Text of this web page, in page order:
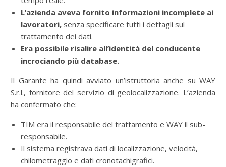
L’azienda aveva fornito informazioni incomplete ai
lavoratori, senza specificare tutti i dettagli sul
trattamento dei dati.
Era possibile risalire all’identità del conducente
incrociando più database.
Il Garante ha quindi avviato un’istruttoria anche su WAY
S.r.l., fornitore del servizio di geolocalizzazione. L’azienda
ha confermato che:
TIM era il responsabile del trattamento e WAY il sub-
responsabile.
Il sistema registrava dati di localizzazione, velocità,
chilometraggio e dati cronotachigrafici.